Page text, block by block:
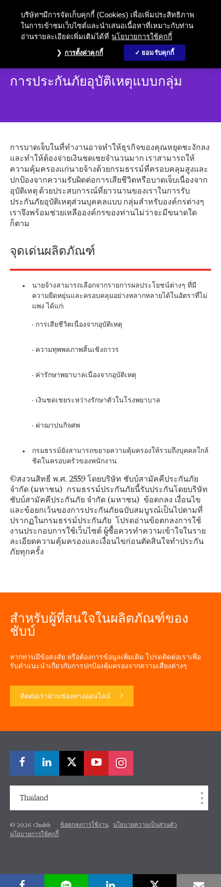
การประกันภัยอุบัติเหตุแบบกลุ่ม
การบาดเจ็บในที่ทำงานอาจทำให้ธุรกิจของคุณหยุดชะงักลง
และทำให้ต้องจ่ายเงินชดเชยจำนวนมาก เราสามารถให้
ความคุ้มครองแก่นายจ้างด้วยกรมธรรม์ที่ครอบคลุมสูงและ
ปกป้องจากความรับผิดต่อการเสียชีวิตหรือบาดเจ็บเนื่องจาก
อุบัติเหตุ ด้วยประสบการณ์ที่ยาวนานของเราในการรับ
ประกันภัยอุบัติเหตุส่วนบุคคลแบบ กลุ่มสำหรับองค์กรต่างๆ
เราจึงพร้อมช่วยเหลือองค์กรของท่านไม่ว่าจะมีขนาดใด
ก็ตาม
จุดเด่นผลิตภัณฑ์
นายจ้างสามารถเลือกจากรายการผลประโยชน์ต่างๆ ที่มี
ความยืดหยุ่นและครอบคลุมอย่างหลากหลายได้ในอัตราที่ไม่
แพง ได้แก่:
- การเสียชีวิตเนื่องจากอุบัติเหตุ
- ความทุพพลภาพสิ้นเชิงถาวร
- ค่ารักษาพยาบาลเนื่องจากอุบัติเหตุ
- เงินชดเชยระหว่างรักษาตัวในโรงพยาบาล
- ค่าฌาปนกิจศพ
กรมธรรม์ยังสามารถขยายความคุ้มครองให้รวมถึงบุคคลใกล้
ชิดในครอบครัวของพนักงาน
©สงวนสิทธิ์ พ.ศ. 2559 โดยบริษัท ชับบ์สามัคคีประกันภัย
จำกัด (มหาชน) กรมธรรม์ประกันภัยนี้รับประกันโดยบริษัท
ชับบ์สามัคคีประกันภัย จำกัด (มหาชน) ข้อตกลง เงื่อนไข
และข้อยกเว้นของการประกันภัยฉบับสมบูรณ์เป็นไปตามที่
ปรากฏในกรมธรรม์ประกันภัย โปรดอ่านข้อตกลงการใช้
งานประกอบการใช้เว็บไซต์ ผู้ซื้อควรทำความเข้าใจในราย
ละเอียดความคุ้มครองและเงื่อนไขก่อนตัดสินใจทำประกัน
ภัยทุกครั้ง
สำหรับผู้ที่สนใจในผลิตภัณฑ์ของ
ชับบ์
หากท่านมีข้อสงสัย หรือต้องการข้อมูลเพิ่มเติม โปรดติดต่อเราเพื่อ
รับคำแนะนำเกี่ยวกับการปกป้องคุ้มครองจากความเสี่ยงต่างๆ
ติดต่อเราผ่านช่องทางออนไลน์
Thailand
© 2026 Chubb ข้อตกลงการใช้งาน
นโยบายความเป็นส่วนตัว
นโยบายการใช้คุกกี้
บริษัทฯมีการจัดเก็บคุกกี้ (Cookies) เพื่อเพิ่มประสิทธิภาพ
ในการเข้าชมเว็บไซต์และนำเสนอเนื้อหาที่เหมาะกับท่าน
อ่านรายละเอียดเพิ่มเติมได้ที่ นโยบายการใช้คุกกี้
การตั้งค่าคุกกี้ ยอมรับคุกกี้